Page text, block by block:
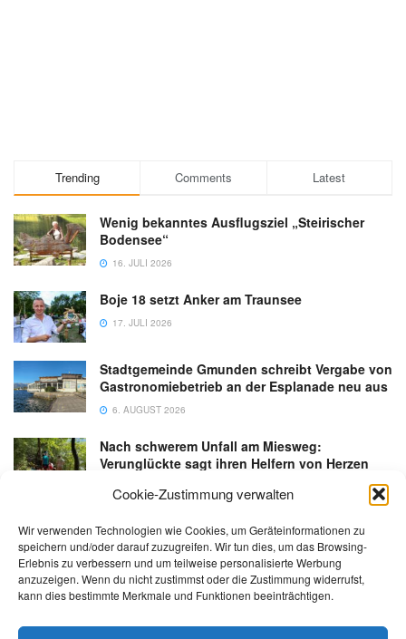
Cookie-Zustimmung verwalten
Wir verwenden Technologien wie Cookies, um Geräteinformationen zu
speichern und/oder darauf zuzugreifen. Wir tun dies, um das Browsing-
Erlebnis zu verbessern und um teilweise personalisierte Werbung
anzuzeigen. Wenn du nicht zustimmst oder die Zustimmung widerrufst,
kann dies bestimmte Merkmale und Funktionen beeinträchtigen.
Trending Comments Latest
Wenig bekanntes Ausflugsziel „Steirischer
Bodensee“
16. JULI 2026
Boje 18 setzt Anker am Traunsee
17. JULI 2026
Stadtgemeinde Gmunden schreibt Vergabe von
Gastronomiebetrieb an der Esplanade neu aus
6. AUGUST 2026
Nach schwerem Unfall am Miesweg:
Verunglückte sagt ihren Helfern von Herzen
3. AUGUST 2026